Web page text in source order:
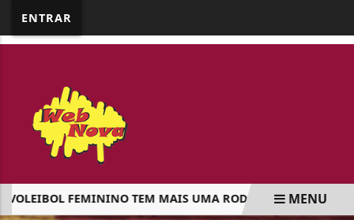
ENTRAR
FEMININO TEM MAIS UMA RODADA NA FASE INICIAL
MENU